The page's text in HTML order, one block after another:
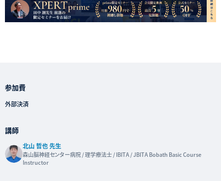
参加費
外部決済
講師
北山 哲也 先生
森山脳神経センター病院 / 理学療法士 / IBITA / JBITA Bobath Basic Course
Instructor